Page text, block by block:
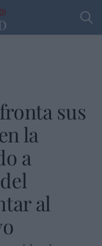
sus
la
a
al